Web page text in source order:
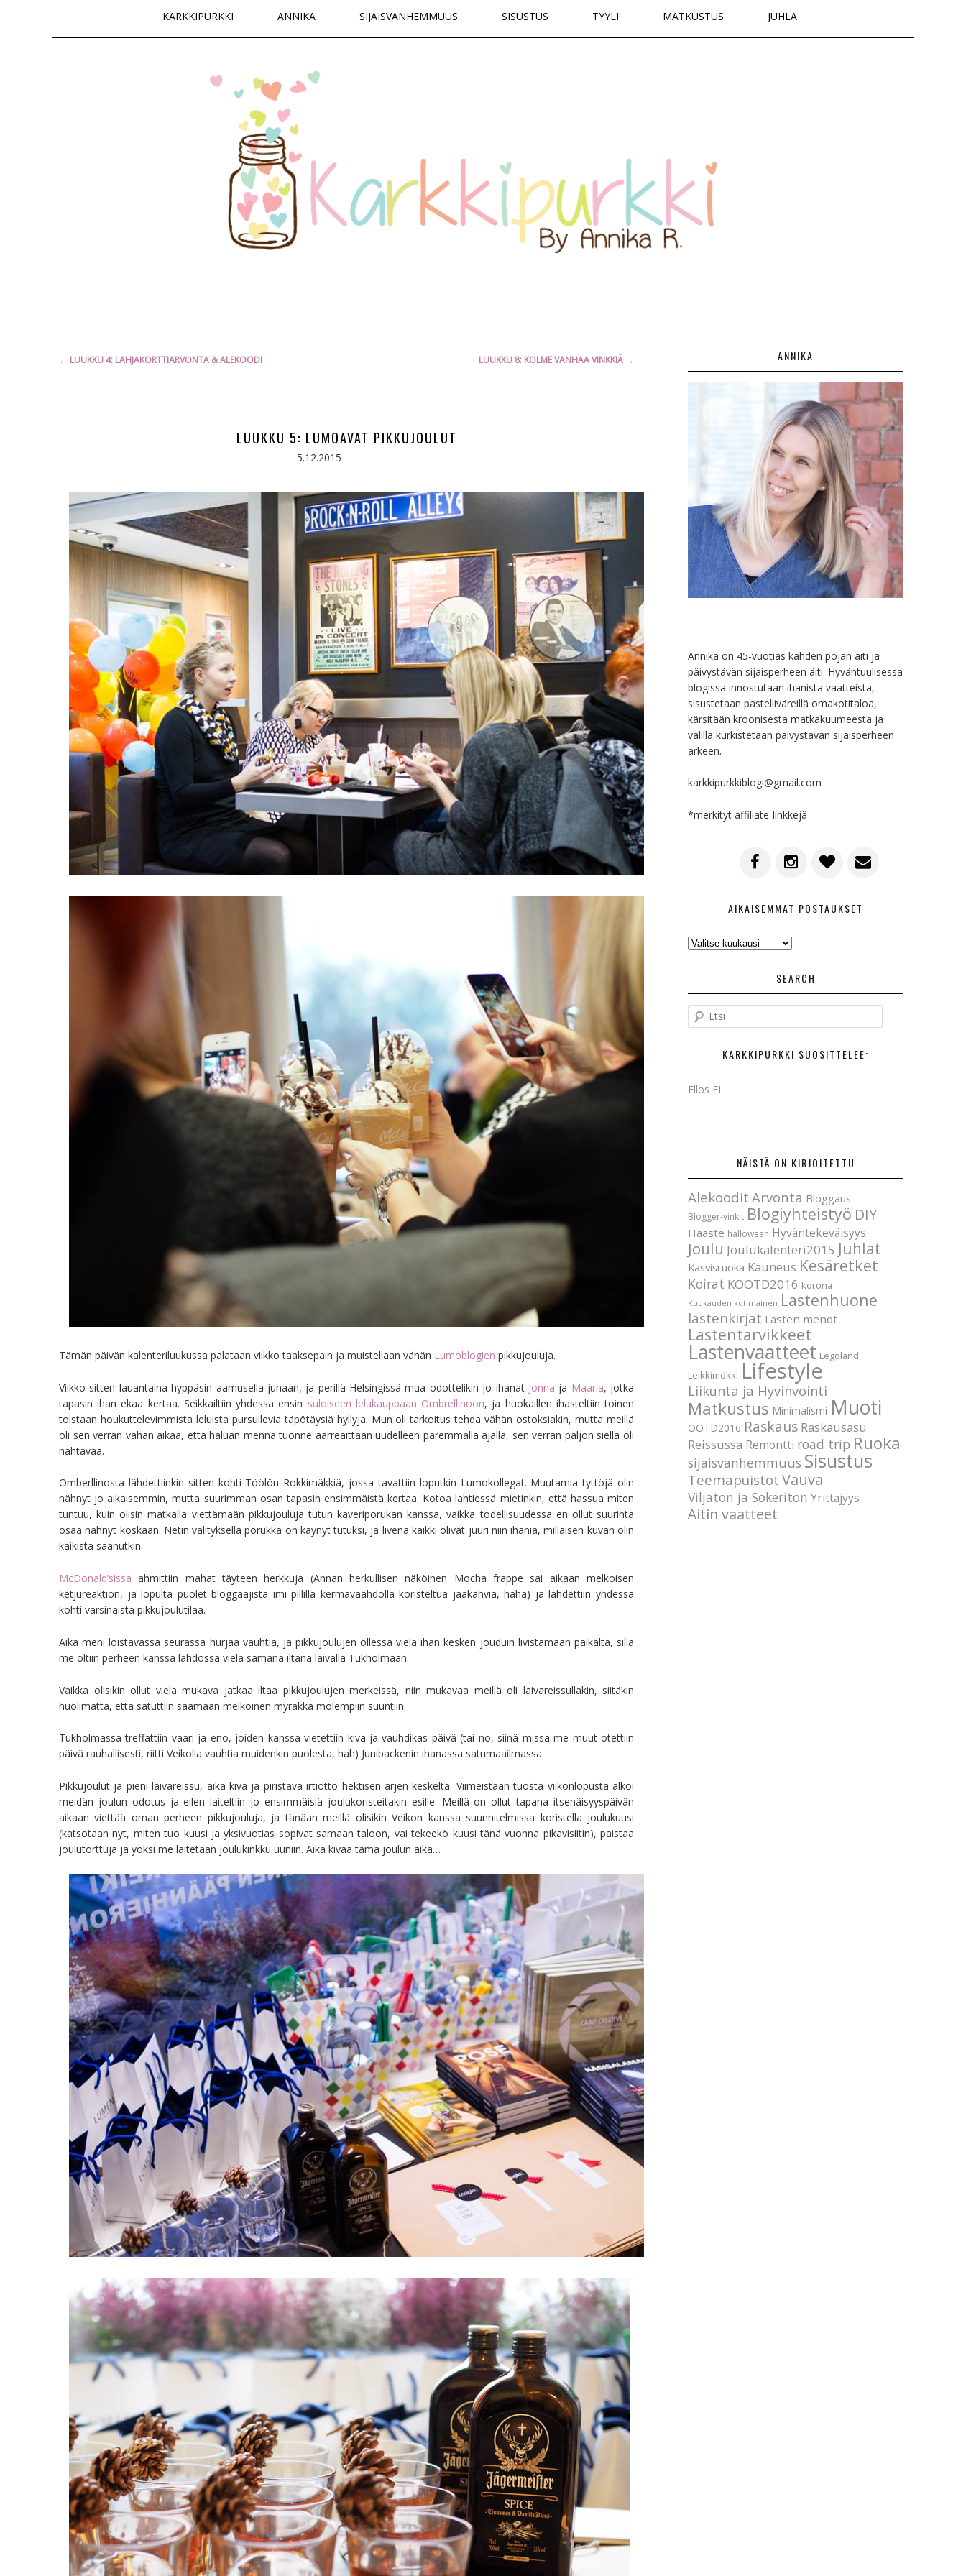
KARKKIPURKKI ANNIKA SIJAISVANHEMMUUS SISUSTUS TYYLI MATKUSTUS JUHLA
Artikkelien
← LUUKKU 4: LAHJAKORTTIARVONTA & ALEKOODI LUUKKU 8: KOLME VANHAA VINKKIÄ →
LUUKKU 5: LUMOAVAT PIKKUJOULUT
5.12.2015
Tämän päivän kalenteriluukussa palataan viikko taaksepäin ja muistellaan vähän Lumoblogien pikkujouluja.
Viikko sitten lauantaina hyppäsin aamusella junaan, ja perillä Helsingissä mua odottelikin jo ihanat Jonna ja Maaria, jotka
tapasin ihan ekaa kertaa. Seikkailtiin yhdessä ensin suloiseen lelukauppaan Ombrellinoon, ja huokaillen ihasteltiin toinen
toistaan houkuttelevimmista leluista pursuilevia täpötäysiä hyllyjä. Mun oli tarkoitus tehdä vähän ostoksiakin, mutta meillä
oli sen verran vähän aikaa, että haluan mennä tuonne aarreaittaan uudelleen paremmalla ajalla, sen verran paljon siellä oli
nähtävää.
Omberllinosta lähdettiinkin sitten kohti Töölön Rokkimäkkiä, jossa tavattiin loputkin Lumokollegat. Muutamia tyttöjä olin
nähnyt jo aikaisemmin, mutta suurimman osan tapasin ensimmäistä kertaa. Kotoa lähtiessä mietinkin, että hassua miten
tuntuu, kuin olisin matkalla viettämään pikkujouluja tutun kaveriporukan kanssa, vaikka todellisuudessa en ollut suurinta
osaa nähnyt koskaan. Netin välityksellä porukka on käynyt tutuksi, ja livenä kaikki olivat juuri niin ihania, millaisen kuvan olin
kaikista saanutkin.
McDonald’sissa ahmittiin mahat täyteen herkkuja (Annan herkullisen näköinen Mocha frappe sai aikaan melkoisen
ketjureaktion, ja lopulta puolet bloggaajista imi pillillä kermavaahdolla koristeltua jääkahvia, haha) ja lähdettiin yhdessä
kohti varsinaista pikkujoulutilaa.
Aika meni loistavassa seurassa hurjaa vauhtia, ja pikkujoulujen ollessa vielä ihan kesken jouduin livistämään paikalta, sillä
me oltiin perheen kanssa lähdössä vielä samana iltana laivalla Tukholmaan.
Vaikka olisikin ollut vielä mukava jatkaa iltaa pikkujoulujen merkeissä, niin mukavaa meillä oli laivareissullakin, siitäkin
huolimatta, että satuttiin saamaan melkoinen myräkkä molempiin suuntiin.
Tukholmassa treffattiin vaari ja eno, joiden kanssa vietettiin kiva ja vauhdikas päivä (tai no, siinä missä me muut otettiin
päivä rauhallisesti, riitti Veikolla vauhtia muidenkin puolesta, hah) Junibackenin ihanassa satumaailmassa.
Pikkujoulut ja pieni laivareissu, aika kiva ja piristävä irtiotto hektisen arjen keskeltä. Viimeistään tuosta viikonlopusta alkoi
meidän joulun odotus ja eilen laiteltiin jo ensimmäisiä joulukoristeitakin esille. Meillä on ollut tapana itsenäisyyspäivän
aikaan viettää oman perheen pikkujouluja, ja tänään meillä olisikin Veikon kanssa suunnitelmissa koristella joulukuusi
(katsotaan nyt, miten tuo kuusi ja yksivuotias sopivat samaan taloon, vai tekeekö kuusi tänä vuonna pikavisiitin), paistaa
joulutorttuja ja yöksi me laitetaan joulukinkku uuniin. Aika kivaa tämä joulun aika…
ANNIKA
Annika on 45-vuotias kahden pojan äiti ja
päivystävän sijaisperheen äiti. Hyväntuulisessa
blogissa innostutaan ihanista vaatteista,
sisustetaan pastelliväreillä omakotitaloa,
kärsitään kroonisesta matkakuumeesta ja
välillä kurkistetaan päivystävän sijaisperheen
arkeen.
karkkipurkkiblogi@gmail.com
*merkityt affiliate-linkkejä
AIKAISEMMAT POSTAUKSET
AIKAISEMMAT
SEARCH
t
KARKKIPURKKI SUOSITTELEE:
Ellos FI
NÄISTÄ ON KIRJOITETTU
Alekoodit Arvonta Bloggaus
Blogger-vinkit Blogiyhteistyö DIY
Haaste halloween Hyväntekeväisyys
Joulu Joulukalenteri2015 Juhlat
Kasvisruoka Kauneus Kesäretket
Koirat KOOTD2016 korona
Kuukauden kotimainen Lastenhuone
lastenkirjat Lasten menot
Lastentarvikkeet
Lastenvaatteet Legoland
Leikkimökki Lifestyle
Liikunta ja Hyvinvointi
Matkustus Minimalismi Muoti
OOTD2016 Raskaus Raskausasu
Reissussa Remontti road trip Ruoka
sijaisvanhemmuus Sisustus
Teemapuistot Vauva
Viljaton ja Sokeriton Yrittäjyys
Äitin vaatteet